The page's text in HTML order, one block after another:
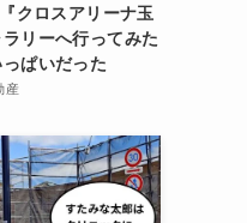
クロスアリーナ玉
リーへ行ってみた
ぱいだった
産